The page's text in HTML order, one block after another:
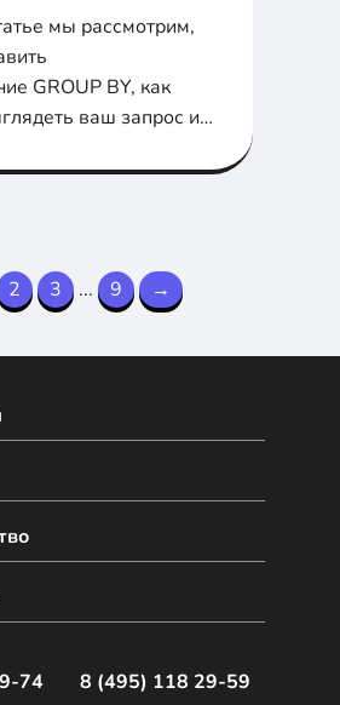
мы рассмотрим,
GROUP BY, как
ваш запрос и
2 3 ... 9 →
74 8 (495) 118 29-59